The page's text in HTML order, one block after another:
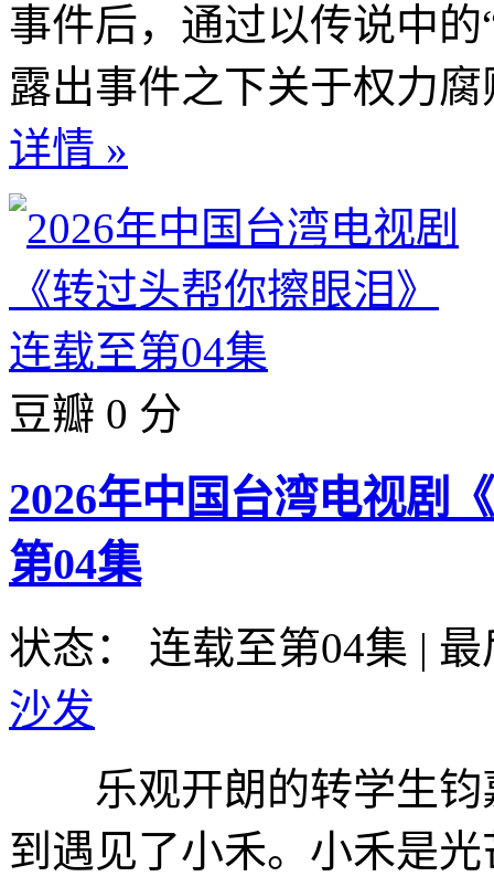
事件后，通过以传说中
露出事件之下关于权力
详情 »
豆瓣 0 分
2026年中国台湾电视剧
第04集
状态： 连载至第04集 | 最
沙发
乐观开朗的转学生钧
到遇见了小禾。小禾是